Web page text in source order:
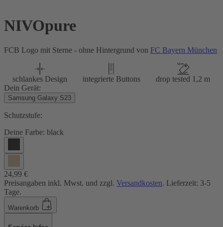
NIVOpure
FCB Logo mit Sterne - ohne Hintergrund von FC Bayern München
schlankes Design integrierte Buttons
drop tested 1,2 m
Dein Gerät:
Samsung Galaxy S23
Schutzstufe:
Deine Farbe: black
24,99 €
Preisangaben inkl. Mwst. und zzgl. Versandkosten. Lieferzeit: 3-5
Tage.
Warenkorb